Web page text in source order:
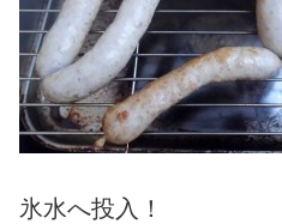
氷水へ投入！